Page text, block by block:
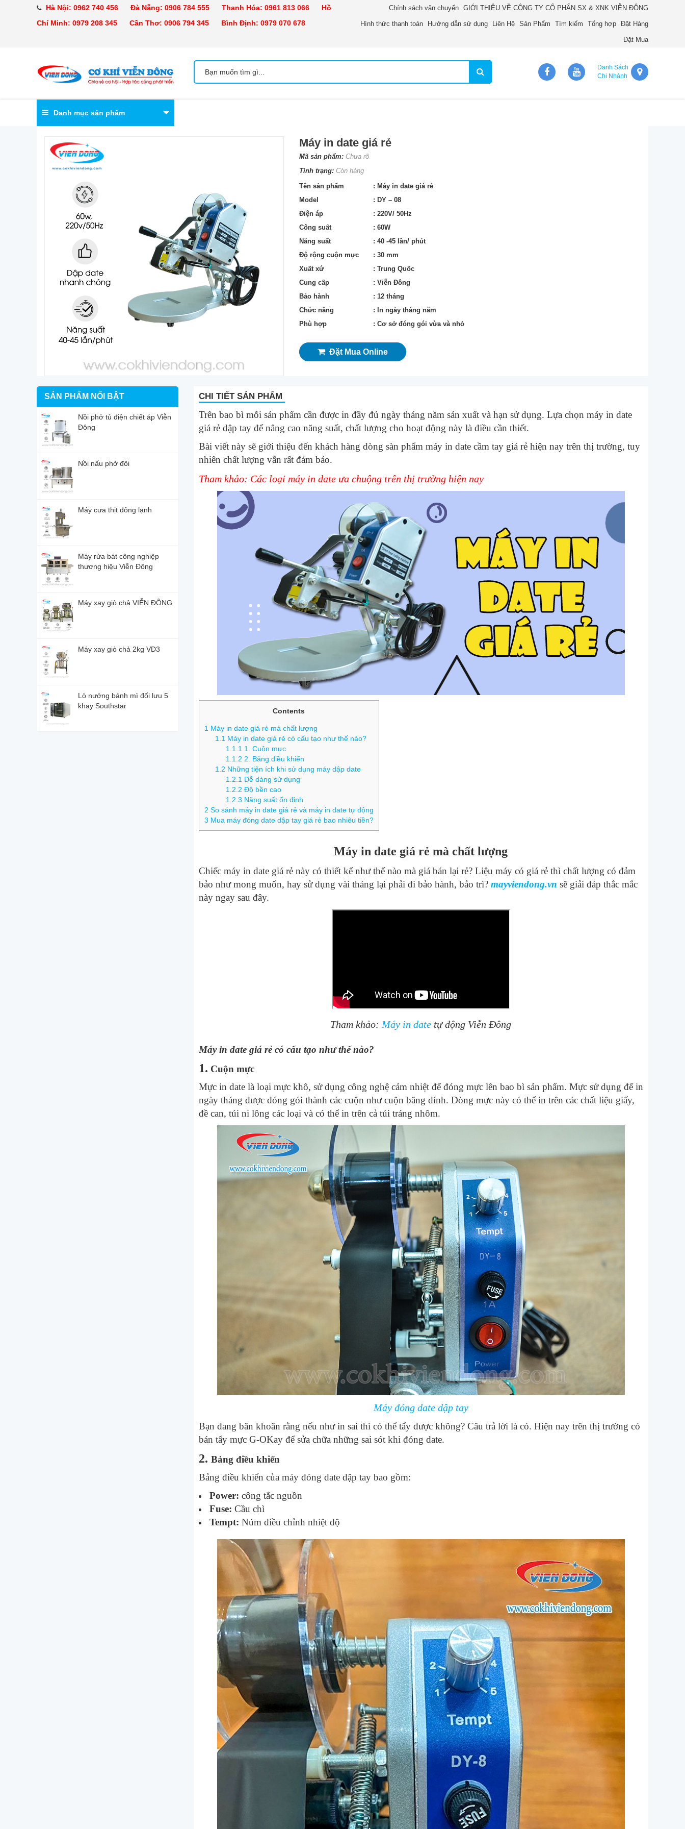
Hà Nội: 0962 740 456 Đà Nẵng: 0906 784 555 Thanh Hóa: 0961 813 066 Hồ
Chí Minh: 0979 208 345 Cần Thơ: 0906 794 345 Bình Định: 0979 070 678
Chính sách vận chuyển GIỚI THIỆU VỀ CÔNG TY CỔ PHẨN SX & XNK VIỄN ĐÔNG
Hình thức thanh toán Hướng dẫn sử dụng Liên Hệ Sản Phẩm Tìm kiếm Tổng hợp Đặt Hàng
Đặt Mua
Danh Sách
Chi Nhánh
Danh mục sản phẩm
Máy in date giá rẻ
Mã sản phẩm: Chưa rõ
Tình trạng: Còn hàng
Tên sản phẩm
: Máy in date giá rẻ
Model
: DY – 08
Điện áp
: 220V/ 50Hz
Công suất
: 60W
Năng suất
: 40 -45 lần/ phút
Độ rộng cuộn mực
: 30 mm
Xuất xứ
: Trung Quốc
Cung cấp
: Viễn Đông
Bảo hành
: 12 tháng
Chức năng
: In ngày tháng năm
Phù hợp
: Cơ sở đóng gói vừa và nhỏ
Đặt Mua Online
CHI TIẾT SẢN PHẨM
Trên bao bì mỗi sản phẩm cần được in đầy đủ ngày tháng năm sản xuất và hạn sử dụng. Lựa chọn máy in date
giá rẻ dập tay để nâng cao năng suất, chất lượng cho hoạt động này là điều cần thiết.
Bài viết này sẽ giới thiệu đến khách hàng dòng sàn phẩm máy in date cầm tay giá rẻ hiện nay trên thị trường, tuy
nhiên chất lượng vẫn rất đảm bảo.
Tham khảo: Các loại máy in date ưa chuộng trên thị trường hiện nay
Contents
1 Máy in date giá rẻ mà chất lượng
1.1 Máy in date giá rẻ có cấu tạo như thế nào?
1.1.1 1. Cuộn mực
1.1.2 2. Bảng điều khiển
1.2 Những tiện ích khi sử dụng máy dập date
1.2.1 Dễ dàng sử dụng
1.2.2 Độ bền cao
1.2.3 Năng suất ổn định
2 So sánh máy in date giá rẻ và máy in date tự động
3 Mua máy đóng date dập tay giá rẻ bao nhiêu tiền?
Máy in date giá rẻ mà chất lượng
Chiếc máy in date giá rẻ này có thiết kế như thế nào mà giá bán lại rẻ? Liệu máy có giá rẻ thì chất lượng có đảm
bảo như mong muốn, hay sử dụng vài tháng lại phải đi bảo hành, bảo trì? mayviendong.vn sẽ giải đáp thắc mắc
này ngay sau đây.
Tham khảo: Máy in date tự động Viễn Đông
Máy in date giá rẻ có cấu tạo như thế nào?
1. Cuộn mực
Mực in date là loại mực khô, sử dụng công nghệ cảm nhiệt để đóng mực lên bao bì sản phẩm. Mực sử dụng để in
ngày tháng được đóng gói thành các cuộn như cuộn băng dính. Dòng mực này có thể in trên các chất liệu giấy,
đề can, túi ni lông các loại và có thể in trên cả túi tráng nhôm.
Máy đóng date dập tay
Bạn đang băn khoăn rằng nếu như in sai thì có thể tẩy được không? Câu trả lời là có. Hiện nay trên thị trường có
bán tẩy mực G-OKay để sửa chữa những sai sót khi đóng date.
2. Bảng điều khiển
Bảng điều khiển của máy đóng date dập tay bao gồm:
Power: công tắc nguồn
Fuse: Cầu chì
Tempt: Núm điều chỉnh nhiệt độ
SẢN PHẨM NỔI BẬT
Nồi phở tủ điện chiết áp Viễn
Đông
Nồi nấu phở đôi
Máy cưa thịt đông lạnh
Máy rửa bát công nghiệp
thương hiệu Viễn Đông
Máy xay giò chả VIỄN ĐÔNG
Máy xay giò chả 2kg VD3
Lò nướng bánh mì đối lưu 5
khay Southstar